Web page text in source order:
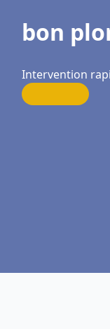
bon
Intervention